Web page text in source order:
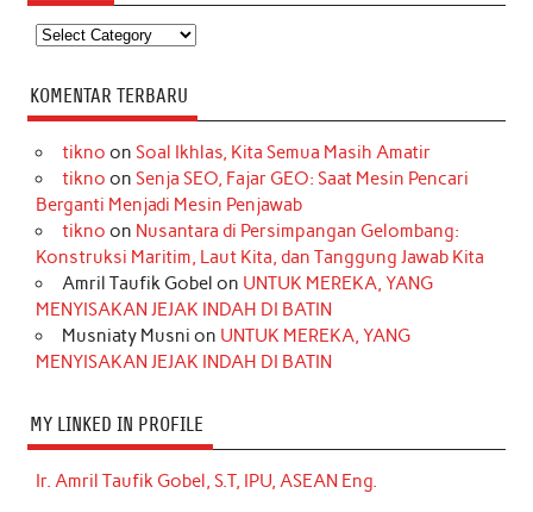
Kategori
KOMENTAR TERBARU
tikno on Soal Ikhlas, Kita Semua Masih Amatir
tikno on Senja SEO, Fajar GEO: Saat Mesin Pencari
Berganti Menjadi Mesin Penjawab
tikno on Nusantara di Persimpangan Gelombang:
Konstruksi Maritim, Laut Kita, dan Tanggung Jawab Kita
Amril Taufik Gobel on UNTUK MEREKA, YANG
MENYISAKAN JEJAK INDAH DI BATIN
Musniaty Musni on UNTUK MEREKA, YANG
MENYISAKAN JEJAK INDAH DI BATIN
MY LINKED IN PROFILE
Ir. Amril Taufik Gobel, S.T, IPU, ASEAN Eng.